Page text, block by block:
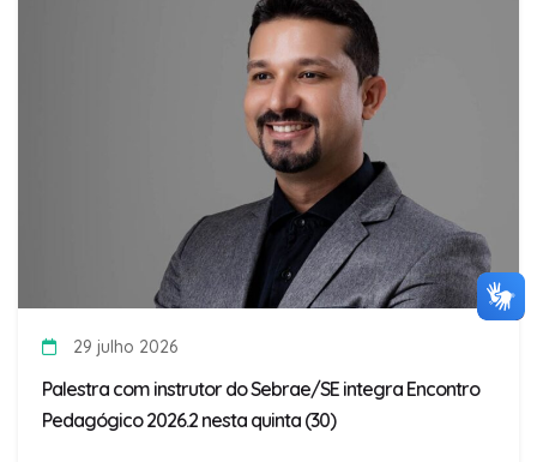
29 julho 2026
Palestra com instrutor do Sebrae/SE integra Encontro
Pedagógico 2026.2 nesta quinta (30)